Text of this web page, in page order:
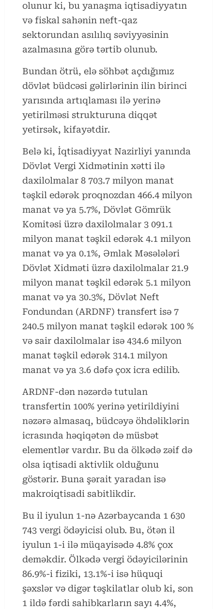
olunur ki, bu yanaşma iqtisadiyyatın
və fiskal sahənin neft-qaz
sektorundan asılılıq səviyyəsinin
azalmasına görə tərtib olunub.
Bundan ötrü, elə söhbət açdığımız
dövlət büdcəsi gəlirlərinin ilin birinci
yarısında artıqlaması ilə yerinə
yetirilməsi strukturuna diqqət
yetirsək, kifayətdir.
Belə ki, İqtisadiyyat Nazirliyi yanında
Dövlət Vergi Xidmətinin xətti ilə
daxilolmalar 8 703.7 milyon manat
təşkil edərək proqnozdan 466.4 milyon
manat və ya 5.7%, Dövlət Gömrük
Komitəsi üzrə daxilolmalar 3 091.1
milyon manat təşkil edərək 4.1 milyon
manat və ya 0.1%, Əmlak Məsələləri
Dövlət Xidməti üzrə daxilolmalar 21.9
milyon manat təşkil edərək 5.1 milyon
manat və ya 30.3%, Dövlət Neft
Fondundan (ARDNF) transfert isə 7
240.5 milyon manat təşkil edərək 100 %
və sair daxilolmalar isə 434.6 milyon
manat təşkil edərək 314.1 milyon
manat və ya 3.6 dəfə çox icra edilib.
ARDNF-dən nəzərdə tutulan
transfertin 100% yerinə yetirildiyini
nəzərə almasaq, büdcəyə öhdəliklərin
icrasında həqiqətən də müsbət
elementlər vardır. Bu da ölkədə zəif də
olsa iqtisadi aktivlik olduğunu
göstərir. Buna şərait yaradan isə
makroiqtisadi sabitlikdir.
Bu il iyulun 1-nə Azərbaycanda 1 630
743 vergi ödəyicisi olub. Bu, ötən il
iyulun 1-i ilə müqayisədə 4.8% çox
deməkdir. Ölkədə vergi ödəyicilərinin
86.9%-i fiziki, 13.1%-i isə hüquqi
şəxslər və digər təşkilatlar olub ki, son
1 ildə fərdi sahibkarların sayı 4.4%,